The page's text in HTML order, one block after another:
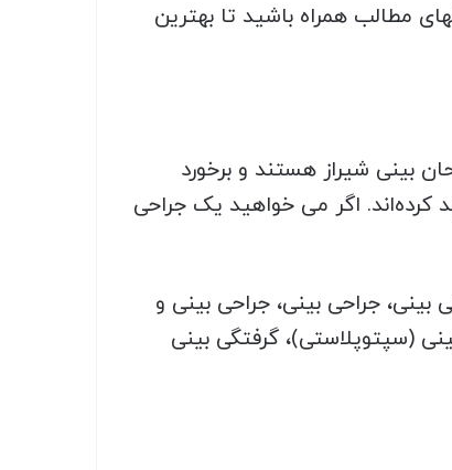
مطالب همراه باشید تا بهترین
بینی شیراز هستند و برخورد
کرده‌اند. اگر می خواهید یک جراحی
جراحی بینی، جراحی بینی و
(سپتوپلاستی)، گرفتگی بینی